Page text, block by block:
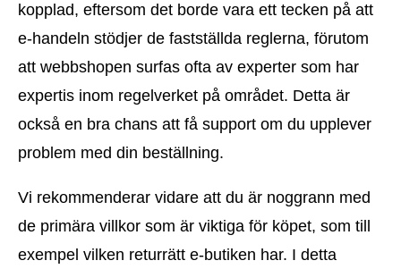
kopplad, eftersom det borde vara ett tecken på att
e-handeln stödjer de fastställda reglerna, förutom
att webbshopen surfas ofta av experter som har
expertis inom regelverket på området. Detta är
också en bra chans att få support om du upplever
problem med din beställning.
Vi rekommenderar vidare att du är noggrann med
de primära villkor som är viktiga för köpet, som till
exempel vilken returrätt e-butiken har. I detta